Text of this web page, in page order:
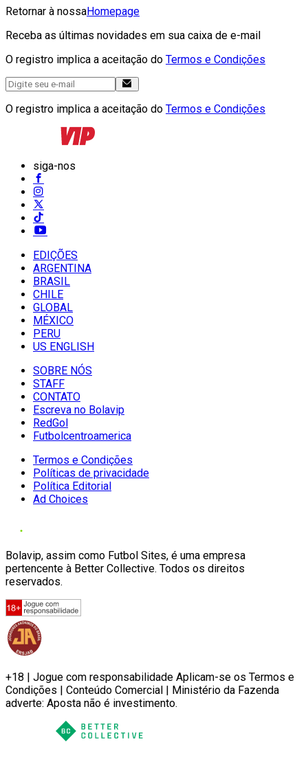
Retornar à nossaHomepage
Receba as últimas novidades em sua caixa de e-mail
O registro implica a aceitação do Termos e Condições
O registro implica a aceitação do Termos e Condições
siga-nos
EDIÇÕES
ARGENTINA
BRASIL
CHILE
GLOBAL
MÉXICO
PERU
US ENGLISH
SOBRE NÓS
STAFF
CONTATO
Escreva no Bolavip
RedGol
Futbolcentroamerica
Termos e Condições
Políticas de privacidade
Política Editorial
Ad Choices
Bolavip, assim como Futbol Sites, é uma empresa
pertencente à Better Collective. Todos os direitos
reservados.
+18 | Jogue com responsabilidade Aplicam-se os Termos e
Condições | Conteúdo Comercial | Ministério da Fazenda
adverte: Aposta não é investimento.